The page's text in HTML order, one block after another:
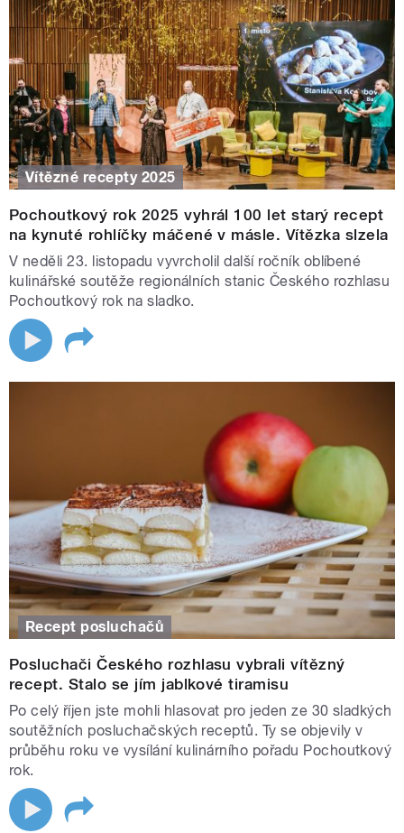
Vítězné recepty 2025
Pochoutkový rok 2025 vyhrál 100 let starý recept
na kynuté rohlíčky máčené v másle. Vítězka slzela
V neděli 23. listopadu vyvrcholil další ročník oblíbené
kulinářské soutěže regionálních stanic Českého rozhlasu
Pochoutkový rok na sladko.
Recept posluchačů
Posluchači Českého rozhlasu vybrali vítězný
recept. Stalo se jím jablkové tiramisu
Po celý říjen jste mohli hlasovat pro jeden ze 30 sladkých
soutěžních posluchačských receptů. Ty se objevily v
průběhu roku ve vysílání kulinárního pořadu Pochoutkový
rok.